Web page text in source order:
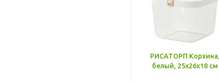
РИСАТОРП
белый, 25x26x18 см